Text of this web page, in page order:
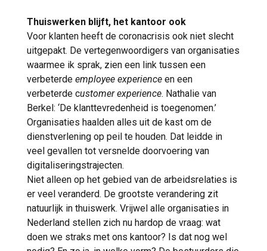
Thuiswerken blijft, het kantoor ook
Voor klanten heeft de coronacrisis ook niet slecht
uitgepakt. De vertegenwoordigers van organisaties
waarmee ik sprak, zien een link tussen een
verbeterde employee experience en een
verbeterde customer experience. Nathalie van
Berkel: ‘De klanttevredenheid is toegenomen.’
Organisaties haalden alles uit de kast om de
dienstverlening op peil te houden. Dat leidde in
veel gevallen tot versnelde doorvoering van
digitaliseringstrajecten.
Niet alleen op het gebied van de arbeidsrelaties is
er veel veranderd. De grootste verandering zit
natuurlijk in thuiswerk. Vrijwel alle organisaties in
Nederland stellen zich nu hardop de vraag: wat
doen we straks met ons kantoor? Is dat nog wel